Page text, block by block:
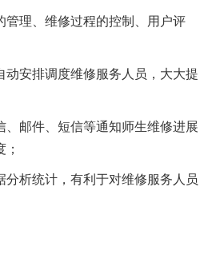
管理、维修过程的控制、用户评
动安排调度维修服务人员，大大提
、邮件、短信等通知师生维修进展
分析统计，有利于对维修服务人员